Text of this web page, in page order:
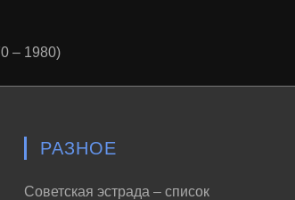
– 1980)
РАЗНОЕ
Советская эстрада – список